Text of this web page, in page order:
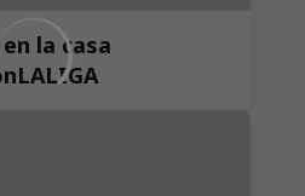
la casa